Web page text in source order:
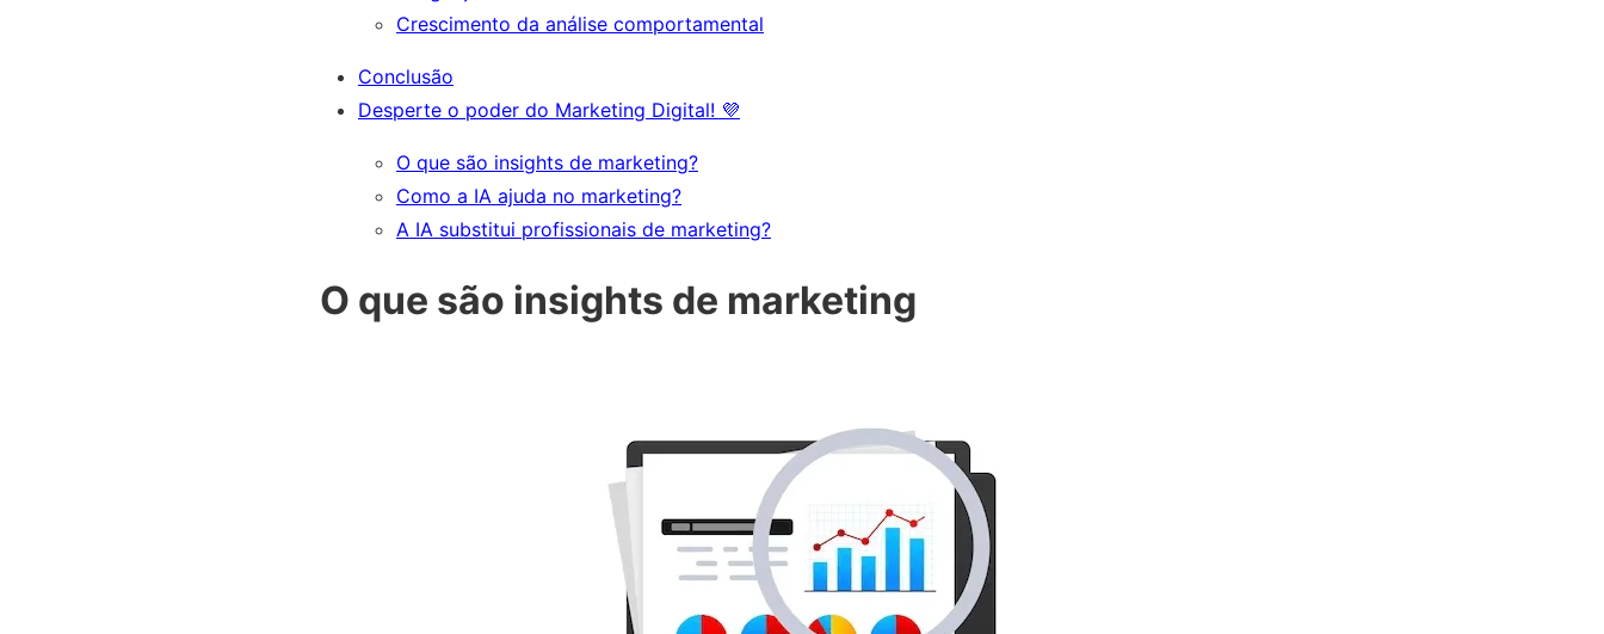
Crescimento da análise comportamental
Conclusão
Desperte o poder do Marketing Digital! 💜
O que são insights de marketing?
Como a IA ajuda no marketing?
A IA substitui profissionais de marketing?
O que são insights de marketing